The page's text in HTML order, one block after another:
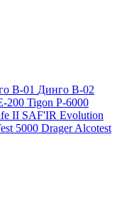
В-01 Динго В-02
200 Tigon P-6000
II SAF'IR Evolution
5000 Drager Alcotest